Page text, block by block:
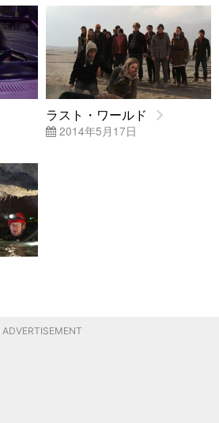
ラスト・ワールド
2014年5月17日
ADVERTISEMENT